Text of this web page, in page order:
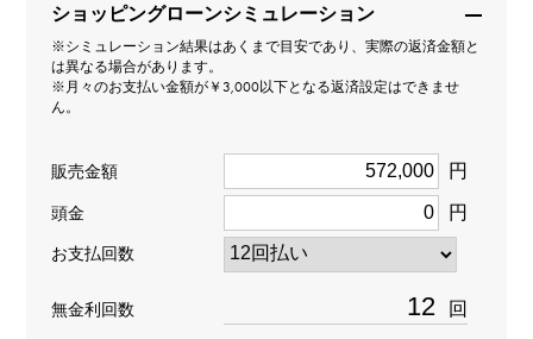
ブレスレット
材質
ダイヤモンド 約1.500ct
重量
ショッピングローンシミュレーション
※シミュレーション結果はあくまで目安であり、実際の返済金額と
は異なる場合があります。
※月々のお支払い金額が￥3,000以下となる返済設定はできませ
ん。
販売金額 円
頭金 円
お支払回数
無金利回数 回